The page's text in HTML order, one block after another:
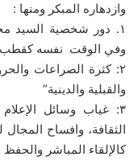
وازدهاره المبكر ومنها :
١. دور شخصية السيد
وفي الوقت نفسه كقطب
٢: كثرة الصراعات
والقبلية والدينية”
٣: غياب وسائل
الثقافة، وافساح المجال
كالإلقاء المباشر والحفظ